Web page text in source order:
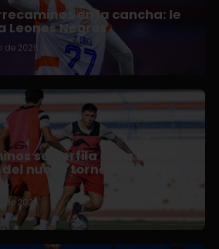
en la cancha: le
Leones Negros
2026
se perfila para el
nuevo torneo en Liga
de 2026